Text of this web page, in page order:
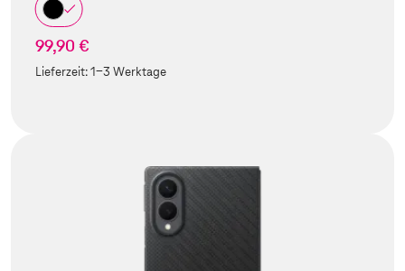
99,90 €
Lieferzeit:1-3 Werktage